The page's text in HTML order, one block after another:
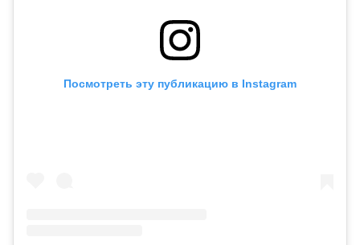
Посмотреть эту публикацию в Instagram